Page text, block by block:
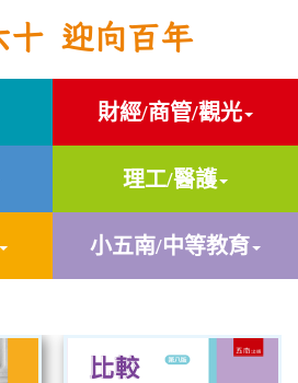
十 迎向百年
財經/商管/觀光
理工/醫護
小五南/中等教育